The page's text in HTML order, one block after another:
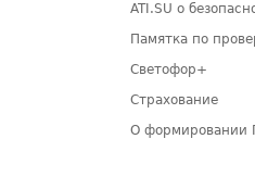
ATI.SU о
Памятка по
Светофор+
Страхование
О формировании